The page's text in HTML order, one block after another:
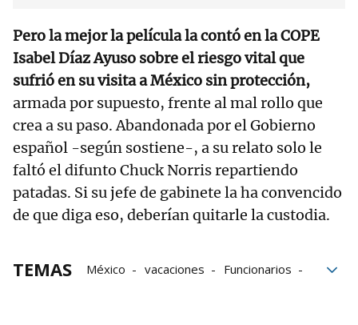
Pero la mejor la película la contó en la COPE
Isabel Díaz Ayuso sobre el riesgo vital que
sufrió en su visita a México sin protección,
armada por supuesto, frente al mal rollo que
crea a su paso. Abandonada por el Gobierno
español -según sostiene-, a su relato solo le
faltó el difunto Chuck Norris repartiendo
patadas. Si su jefe de gabinete la ha convencido
de que diga eso, deberían quitarle la custodia.
TEMAS México vacaciones
Funcionarios